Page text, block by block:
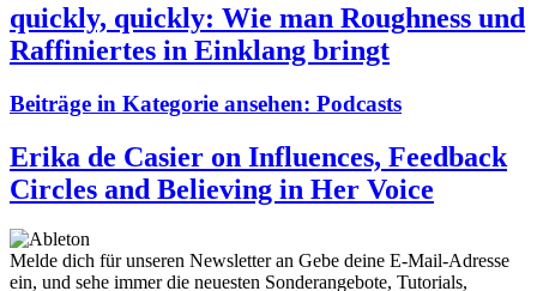
quickly, quickly: Wie man Roughness und
Raffiniertes in Einklang bringt
Beiträge in Kategorie ansehen: Podcasts
Erika de Casier on Influences, Feedback
Circles and Believing in Her Voice
Melde dich für unseren Newsletter an Gebe deine E-Mail-Adresse
ein, und sehe immer die neuesten Sonderangebote, Tutorials,